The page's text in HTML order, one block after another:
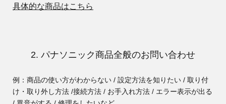
具体的な商品はこちら
2. パナソニック商品全般のお問い合わせ
例：商品の使い方がわからない / 設定方法を知りたい / 取り付
け・取り外し方法 /接続方法 / お手入れ方法 / エラー表示が出る